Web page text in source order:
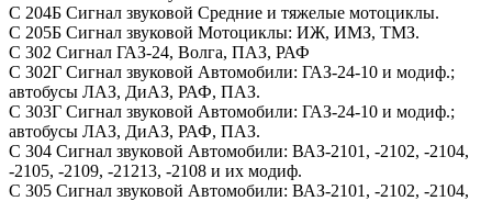
С 204Б Сигнал звуковой Средние и тяжелые мотоциклы.
С 205Б Сигнал звуковой Мотоциклы: ИЖ, ИМЗ, ТМЗ.
С 302 Сигнал ГАЗ-24, Волга, ПАЗ, РАФ
С 302Г Сигнал звуковой Автомобили: ГАЗ-24-10 и модиф.;
автобусы ЛАЗ, ДиАЗ, РАФ, ПАЗ.
С 303Г Сигнал звуковой Автомобили: ГАЗ-24-10 и модиф.;
автобусы ЛАЗ, ДиАЗ, РАФ, ПАЗ.
С 304 Сигнал звуковой Автомобили: ВАЗ-2101, -2102, -2104,
-2105, -2109, -21213, -2108 и их модиф.
С 305 Сигнал звуковой Автомобили: ВАЗ-2101, -2102, -2104,